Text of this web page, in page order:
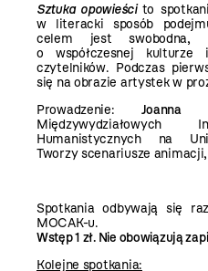
Sztuka opowieści to
w literacki sposób
celem jest swobodna,
o współczesnej kulturze
czytelników. Podczas
się na obrazie artystek w
Prowadzenie: Joanna
Międzywydziałowych
Humanistycznych na
Tworzy scenariusze
Spotkania odbywają się
MOCAK-u.
Wstęp 1 zł. Nie obowiązują
Kolejne spotkania: